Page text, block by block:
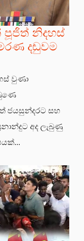
පූජිත් නිදහස්
දඬුවම
වුණා
ජයසුන්දරට සහ
අද ලැබුණු